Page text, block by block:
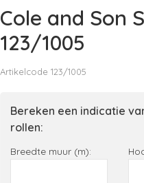
Cole and Son
123/1005
Artikelcode 123/1005
Bereken een indicatie
rollen:
Breedte muur (m):